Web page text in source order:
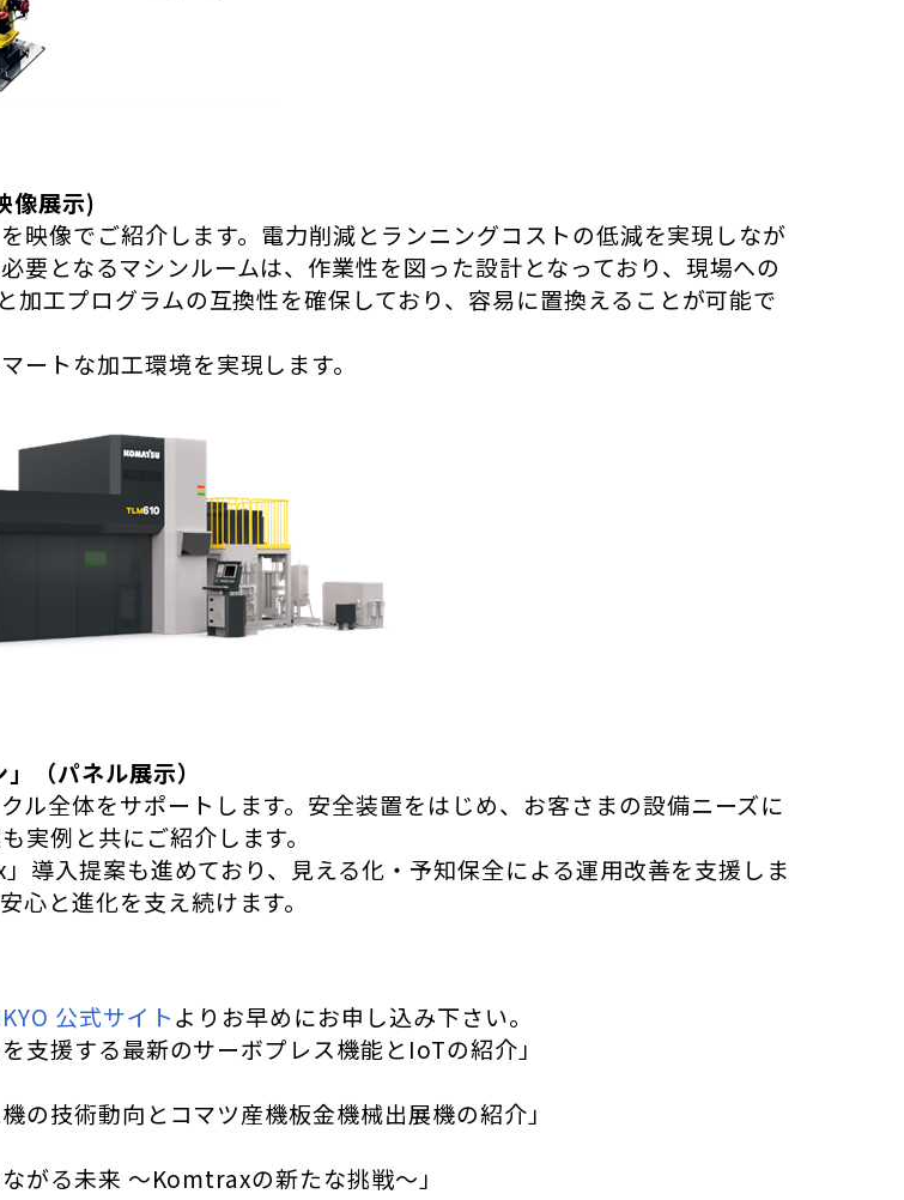
像展示)
像でご紹介します。電力削減とランニングコストの低減を実現しなが
要となるマシンルームは、作業性を図った設計となっており、現場への
加工プログラムの互換性を確保しており、容易に置換えることが可能で
トな加工環境を実現します。
（パネル展示）
全体をサポートします。安全装置をはじめ、お客さまの設備ニーズに
実例と共にご紹介します。
入提案も進めており、見える化・予知保全による運用改善を支援しま
心と進化を支え続けます。
公式サイトよりお早めにお申し込み下さい。
を支援する最新のサーボプレス機能とIoTの紹介」
機の技術動向とコマツ産機板金機械出展機の紹介」
ながる未来 ～Komtraxの新たな挑戦～」